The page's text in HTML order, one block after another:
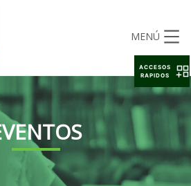
MENÚ
ACCESOS
RAPIDOS